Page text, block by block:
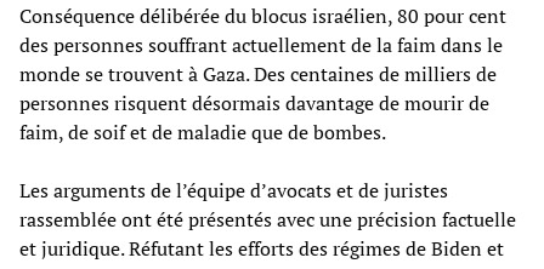
Conséquence délibérée du blocus israélien, 80 pour cent
des personnes souffrant actuellement de la faim dans le
monde se trouvent à Gaza. Des centaines de milliers de
personnes risquent désormais davantage de mourir de
faim, de soif et de maladie que de bombes.
Les arguments de l’équipe d’avocats et de juristes
rassemblée ont été présentés avec une précision factuelle
et juridique. Réfutant les efforts des régimes de Biden et